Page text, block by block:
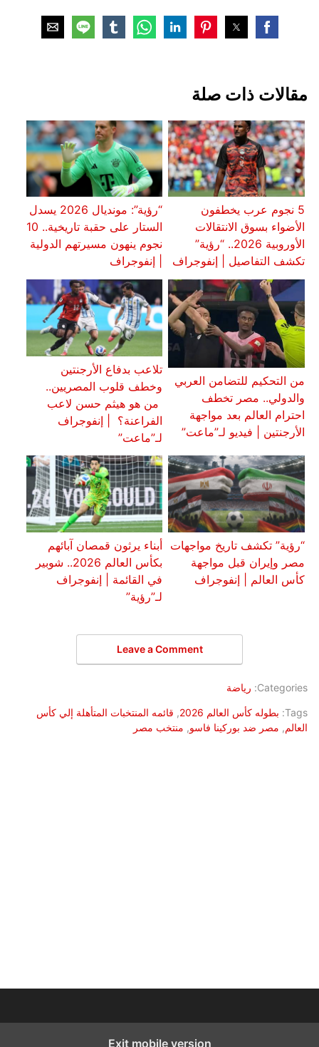
مقالات ذات صلة
5 نجوم عرب يخطفون
الأضواء بسوق الانتقالات
الأوروبية 2026.. “رؤية”
تكشف التفاصيل | إنفوجراف
“رؤية”: مونديال 2026 يسدل
الستار على حقبة تاريخية.. 10
نجوم ينهون مسيرتهم الدولية
| إنفوجراف
من التحكيم للتضامن العربي
والدولي.. مصر تخطف
احترام العالم بعد مواجهة
الأرجنتين | فيديو لـ”ماعت”
تلاعب بدفاع الأرجنتين
وخطف قلوب المصريين..
من هو هيثم حسن لاعب
الفراعنة؟ | إنفوجراف
لـ”ماعت”
“رؤية” تكشف تاريخ مواجهات
مصر وإيران قبل مواجهة
كأس العالم | إنفوجراف
أبناء يرثون قمصان آبائهم
بكأس العالم 2026.. شوبير
في القائمة | إنفوجراف
لـ”رؤية”
Leave a Comment
Categories: رياضة
Tags: بطوله كأس العالم 2026 , قائمه المنتخبات المتأهلة إلي كأس
العالم, مصر ضد بوركينا فاسو, منتخب مصر
Exit mobile version